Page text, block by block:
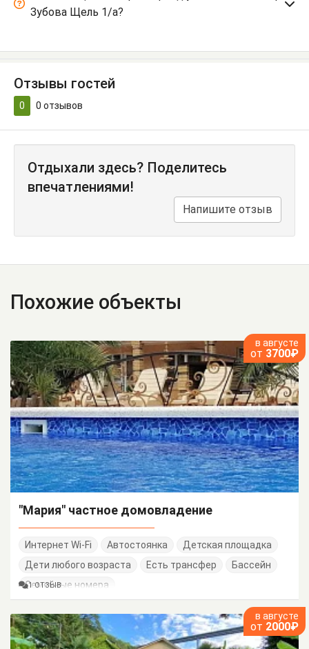
Зубова Щель 1/а?
Отзывы гостей
0 0 отзывов
Отдыхали здесь? Поделитесь
впечатлениями!
Напишите отзыв
Похожие объекты
в августе
от 3700₽
"Мария" частное домовладение
Интернет Wi-Fi Автостоянка
Детская площадка
Дети любого возраста
Есть трансфер
Бассейн
Семейные номера
1 ОТЗЫВ
в августе
от 2000₽